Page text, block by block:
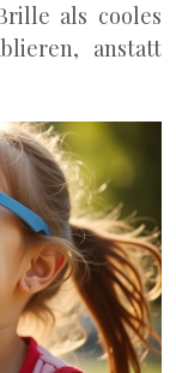
als cooles
anstatt